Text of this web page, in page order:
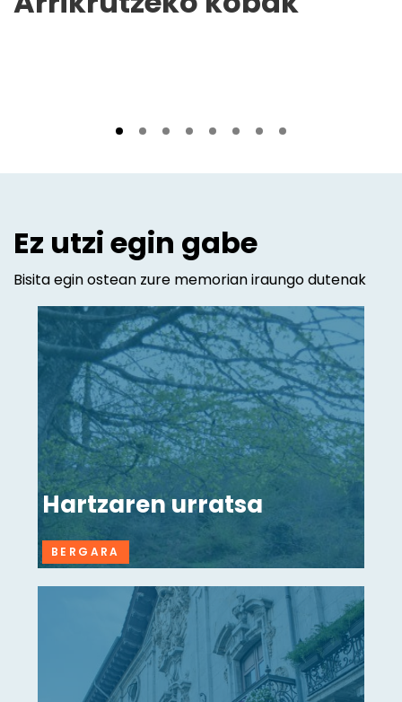
Ez utzi egin gabe
Bisita egin ostean zure memorian iraungo dutenak
Hartzaren urratsa
BERGARA